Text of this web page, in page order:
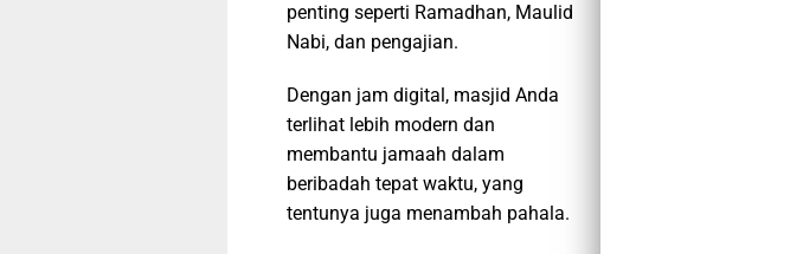
penting seperti Ramadhan, Maulid
Nabi, dan pengajian.
Dengan jam digital, masjid Anda
terlihat lebih modern dan
membantu jamaah dalam
beribadah tepat waktu, yang
tentunya juga menambah pahala.